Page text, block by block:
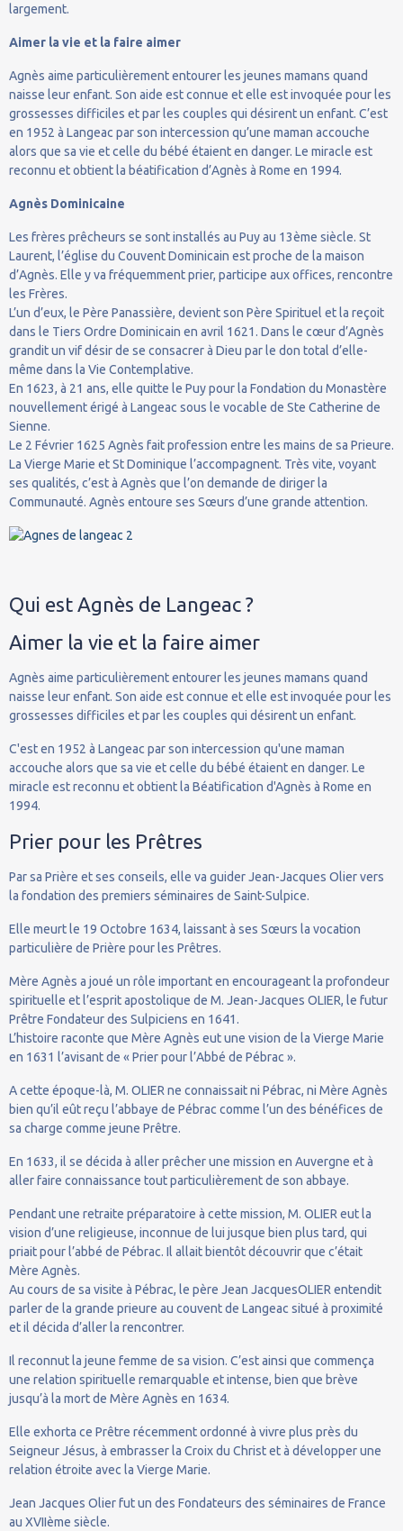
largement.
Aimer la vie et la faire aimer
Agnès aime particulièrement entourer les jeunes mamans quand
naisse leur enfant. Son aide est connue et elle est invoquée pour les
grossesses difficiles et par les couples qui désirent un enfant. C’est
en 1952 à Langeac par son intercession qu’une maman accouche
alors que sa vie et celle du bébé étaient en danger. Le miracle est
reconnu et obtient la béatification d’Agnès à Rome en 1994.
Agnès Dominicaine
Les frères prêcheurs se sont installés au Puy au 13ème siècle. St
Laurent, l’église du Couvent Dominicain est proche de la maison
d’Agnès. Elle y va fréquemment prier, participe aux offices, rencontre
les Frères.
L’un d’eux, le Père Panassière, devient son Père Spirituel et la reçoit
dans le Tiers Ordre Dominicain en avril 1621. Dans le cœur d’Agnès
grandit un vif désir de se consacrer à Dieu par le don total d’elle-
même dans la Vie Contemplative.
En 1623, à 21 ans, elle quitte le Puy pour la Fondation du Monastère
nouvellement érigé à Langeac sous le vocable de Ste Catherine de
Sienne.
Le 2 Février 1625 Agnès fait profession entre les mains de sa Prieure.
La Vierge Marie et St Dominique l’accompagnent. Très vite, voyant
ses qualités, c’est à Agnès que l’on demande de diriger la
Communauté. Agnès entoure ses Sœurs d’une grande attention.
Qui est Agnès de Langeac ?
Aimer la vie et la faire aimer
Agnès aime particulièrement entourer les jeunes mamans quand
naisse leur enfant. Son aide est connue et elle est invoquée pour les
grossesses difficiles et par les couples qui désirent un enfant.
C'est en 1952 à Langeac par son intercession qu'une maman
accouche alors que sa vie et celle du bébé étaient en danger. Le
miracle est reconnu et obtient la Béatification d'Agnès à Rome en
1994.
Prier pour les Prêtres
Par sa Prière et ses conseils, elle va guider Jean-Jacques Olier vers
la fondation des premiers séminaires de Saint-Sulpice.
Elle meurt le 19 Octobre 1634, laissant à ses Sœurs la vocation
particulière de Prière pour les Prêtres.
Mère Agnès a joué un rôle important en encourageant la profondeur
spirituelle et l’esprit apostolique de M. Jean-Jacques OLIER, le futur
Prêtre Fondateur des Sulpiciens en 1641.
L’histoire raconte que Mère Agnès eut une vision de la Vierge Marie
en 1631 l’avisant de « Prier pour l’Abbé de Pébrac ».
A cette époque-là, M. OLIER ne connaissait ni Pébrac, ni Mère Agnès
bien qu’il eût reçu l’abbaye de Pébrac comme l’un des bénéfices de
sa charge comme jeune Prêtre.
En 1633, il se décida à aller prêcher une mission en Auvergne et à
aller faire connaissance tout particulièrement de son abbaye.
Pendant une retraite préparatoire à cette mission, M. OLIER eut la
vision d’une religieuse, inconnue de lui jusque bien plus tard, qui
priait pour l’abbé de Pébrac. Il allait bientôt découvrir que c’était
Mère Agnès.
Au cours de sa visite à Pébrac, le père Jean JacquesOLIER entendit
parler de la grande prieure au couvent de Langeac situé à proximité
et il décida d’aller la rencontrer.
Il reconnut la jeune femme de sa vision. C’est ainsi que commença
une relation spirituelle remarquable et intense, bien que brève
jusqu’à la mort de Mère Agnès en 1634.
Elle exhorta ce Prêtre récemment ordonné à vivre plus près du
Seigneur Jésus, à embrasser la Croix du Christ et à développer une
relation étroite avec la Vierge Marie.
Jean Jacques Olier fut un des Fondateurs des séminaires de France
au XVIIème siècle.